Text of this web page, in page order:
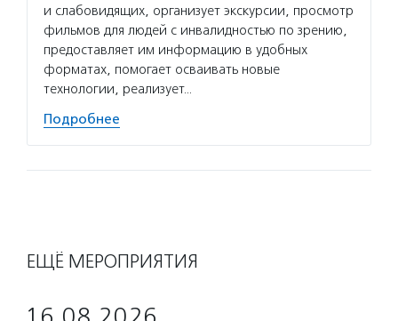
и слабовидящих, организует экскурсии, просмотр
фильмов для людей с инвалидностью по зрению,
предоставляет им информацию в удобных
форматах, помогает осваивать новые
технологии, реализует…
Подробнее
ЕЩЁ МЕРОПРИЯТИЯ